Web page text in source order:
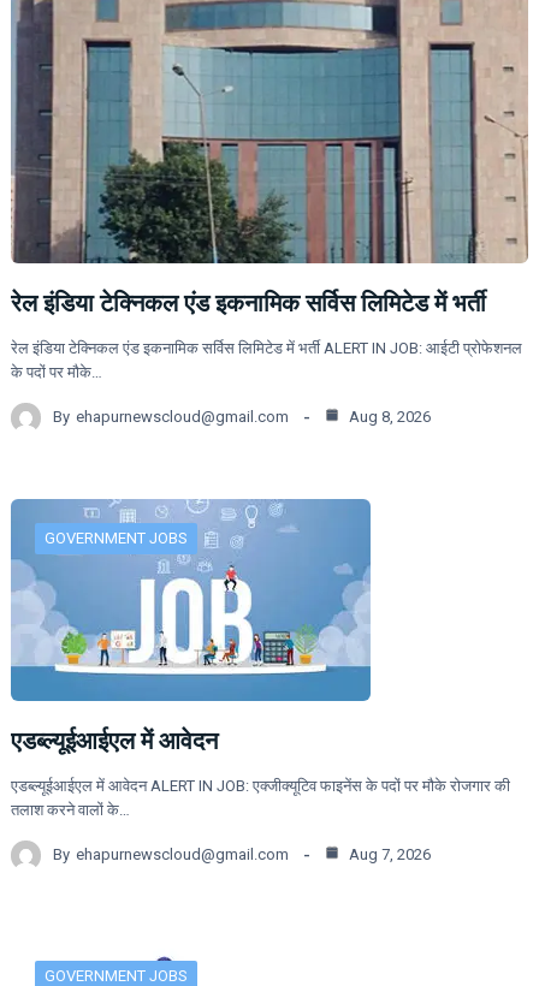
रेल इंडिया टेक्निकल एंड इकनामिक सर्विस लिमिटेड में भर्ती
रेल इंडिया टेक्निकल एंड इकनामिक सर्विस लिमिटेड में भर्ती ALERT IN JOB: आईटी प्रोफेशनल
के पदों पर मौके…
By ehapurnewscloud@gmail.com Aug 8, 2026
GOVERNMENT JOBS
एडब्ल्यूईआईएल में आवेदन
एडब्ल्यूईआईएल में आवेदन ALERT IN JOB: एक्जीक्यूटिव फाइनेंस के पदों पर मौके रोजगार की
तलाश करने वालों के…
By ehapurnewscloud@gmail.com Aug 7, 2026
GOVERNMENT JOBS